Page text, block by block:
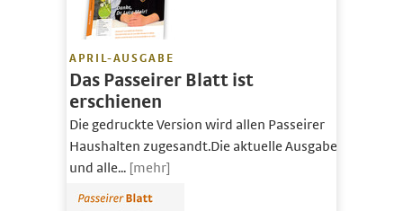
APRIL-AUSGABE
Das Passeirer Blatt ist
erschienen
Die gedruckte Version wird allen Passeirer
Haushalten zugesandt.Die aktuelle Ausgabe
und alle... [mehr]